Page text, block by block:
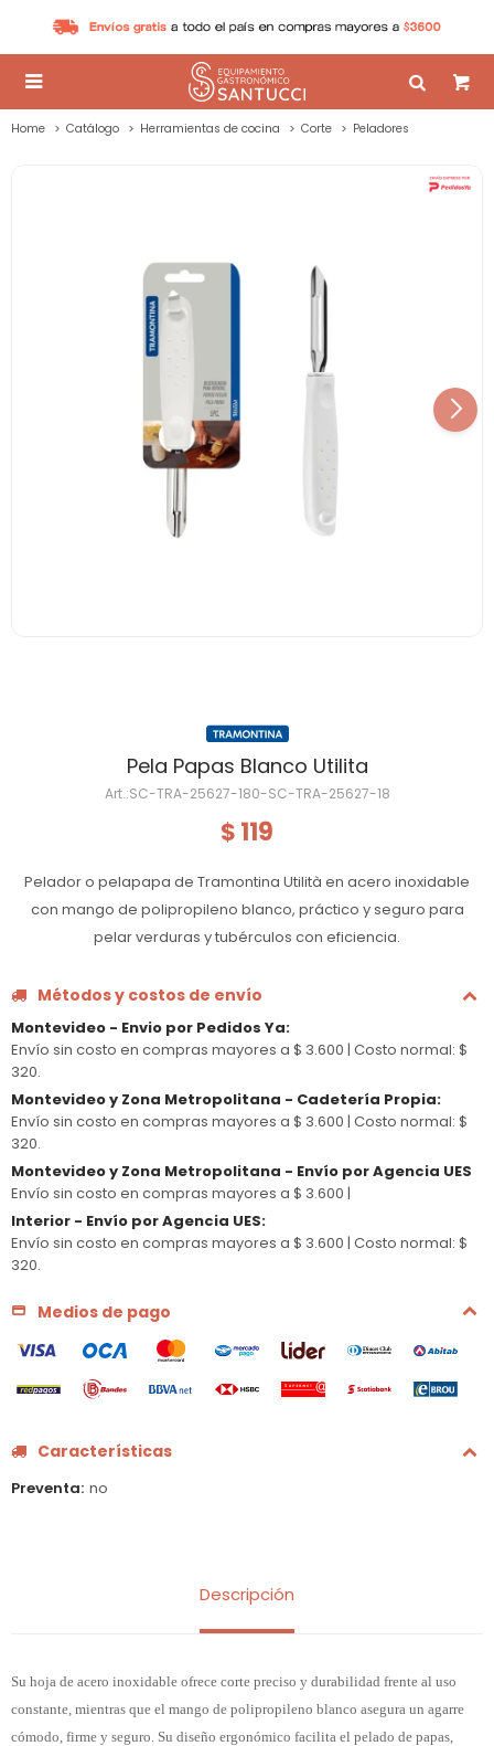

Home Catálogo Herramientas de cocina Corte Peladores
Pela Papas Blanco Utilita
SC-TRA-25627-180-SC-TRA-25627-18
$ 119
Pelador o pelapapa de Tramontina Utilità en acero inoxidable
con mango de polipropileno blanco, práctico y seguro para
pelar verduras y tubérculos con eficiencia.
Métodos y costos de envío
Montevideo - Envio por Pedidos Ya:
Envío sin costo en compras mayores a $ 3.600 | Costo normal: $
320.
Montevideo y Zona Metropolitana - Cadetería Propia:
Envío sin costo en compras mayores a $ 3.600 | Costo normal: $
320.
Montevideo y Zona Metropolitana - Envío por Agencia UES
Envío sin costo en compras mayores a $ 3.600 |
Interior - Envío por Agencia UES:
Envío sin costo en compras mayores a $ 3.600 | Costo normal: $
320.
Medios de pago
Características
Preventa no
Descripción
Su hoja de acero inoxidable ofrece corte preciso y durabilidad frente al uso
constante, mientras que el mango de polipropileno blanco asegura un agarre
cómodo, firme y seguro. Su diseño ergonómico facilita el pelado de papas,